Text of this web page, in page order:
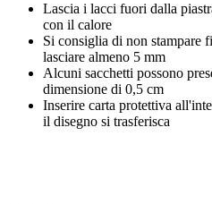
Lascia i lacci fuori dalla
con il calore
Si consiglia di non stampare
lasciare almeno 5 mm
Alcuni sacchetti possono
dimensione di 0,5 cm
Inserire carta protettiva
il disegno si trasferisca